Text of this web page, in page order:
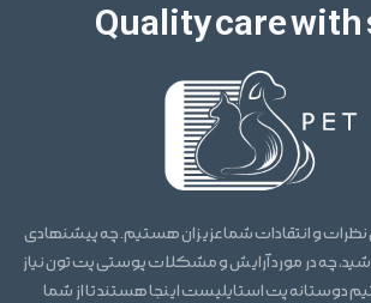
Quality care with
و انتقادات شما عزیزان هستیم. چه پیشنهادی
چه در مورد آرایش و مشکلات پوستی پت تون نیاز
دوستانه پت استایلیست اینجا هستند تا از شما